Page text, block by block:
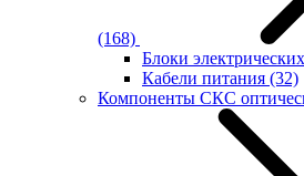
(168)
Блоки
Кабели питания (32)
Компоненты СКС